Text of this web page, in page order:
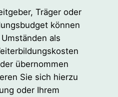
Träger oder
können
als
übernommen
Sie sich hierzu
oder Ihrem